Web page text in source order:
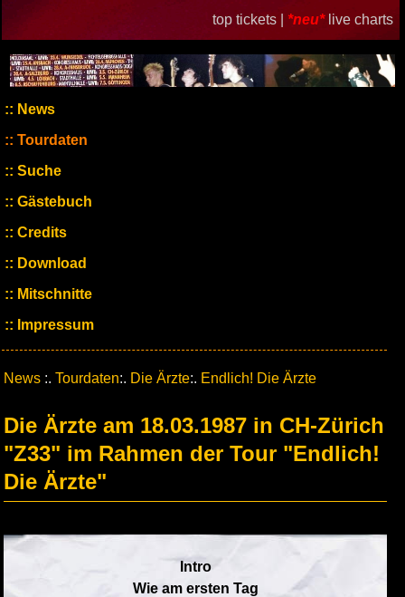
top tickets | *neu* live charts
News
Tourdaten
Suche
Gästebuch
Credits
Download
Mitschnitte
Impressum
News :. Tourdaten:. Die Ärzte:. Endlich! Die Ärzte
Die Ärzte am 18.03.1987 in CH-Zürich
"Z33" im Rahmen der Tour "Endlich!
Die Ärzte"
Intro
Wie am ersten Tag